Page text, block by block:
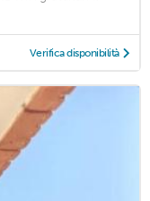
Verifica disponibilità